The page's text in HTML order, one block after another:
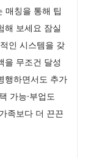
매칭을 통해 팁
해 보세요 잠실
인 시스템을 갖
을 무조건 달성
행하면서도 추가
가능·부업도
족보다 더 끈끈